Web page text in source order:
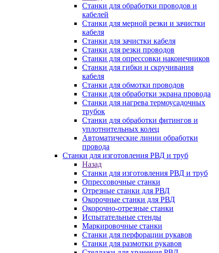
Станки для обработки проводов и
кабелей
Станки для мерной резки и зачистки
кабеля
Станки для зачистки кабеля
Станки для резки проводов
Станки для опрессовки наконечников
Станки для гибки и скручивания
кабеля
Станки для обмотки проводов
Станки для обработки экрана провода
Станки для нагрева термоусадочных
трубок
Станки для обработки фитингов и
уплотнительных колец
Автоматические линии обработки
провода
Станки для изготовления РВД и труб
Назад
Станки для изготовления РВД и труб
Опрессовочные станки
Отрезные станки для РВД
Окорочные станки для РВД
Окорочно-отрезные станки
Испытательные стенды
Маркировочные станки
Станки для перфорации рукавов
Станки для размотки рукавов